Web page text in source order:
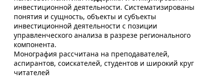
инвестиционной деятельности. Систематизированы
понятия и сущность, объекты и субъекты
инвестиционной деятельности с позиции
управленческого анализа в разрезе регионального
компонента.
Монография рассчитана на преподавателей,
аспирантов, соискателей, студентов и широкий круг
читателей